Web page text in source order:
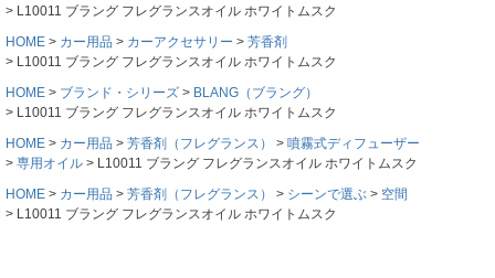
L10011 ブラング フレグランスオイル ホワイトムスク
HOME
カー用品 カーアクセサリー
芳香剤
L10011 ブラング フレグランスオイル ホワイトムスク
HOME
ブランド・シリーズ
BLANG（ブラング）
L10011 ブラング フレグランスオイル ホワイトムスク
HOME
カー用品 芳香剤（フレグランス）
噴霧式ディフューザー
専用オイル
L10011 ブラング フレグランスオイル ホワイトムスク
HOME
カー用品 芳香剤（フレグランス） シーンで選ぶ
空間
L10011 ブラング フレグランスオイル ホワイトムスク